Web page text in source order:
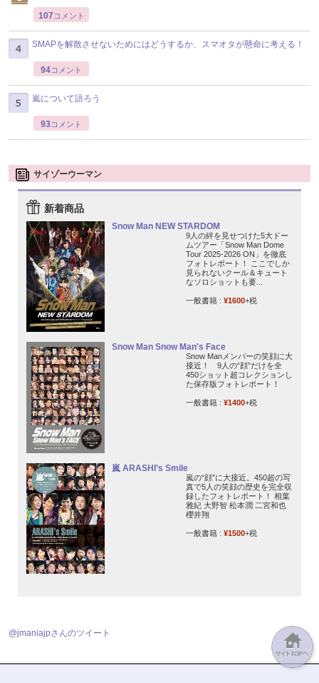
107 コメント
SMAPを解散させないためにはどうするか、スマオタが懸命に考える！
94コメント
嵐について語ろう
93コメント
サイゾーウーマン
新着商品
Snow Man NEW STARDOM
9人の絆を見せつけた5大ドー
ムツアー「Snow Man Dome
Tour 2025-2026 ON」を徹底
フォトレポート！ ここでしか
見られないクール＆キュート
なソロショットも要...
一般書籍 : ¥1600+税
Snow Man Snow Man's Face
Snow Manメンバーの笑顔に大
接近！ 9人の“顔”だけを全
450ショット超コレクションし
た保存版フォトレポート！
一般書籍 : ¥1400+税
嵐 ARASHI’s Smile
嵐の“顔”に大接近。450超の写
真で5人の笑顔の歴史を完全収
録したフォトレポート！ 相葉
雅紀 大野智 松本潤 二宮和也
櫻井翔
一般書籍 : ¥1500+税
@jmaniajpさんのツイート